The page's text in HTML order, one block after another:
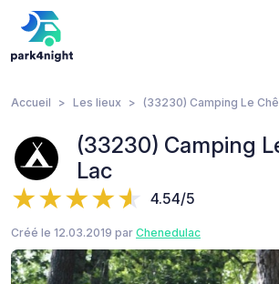
Accueil Les lieux (33230) Camping Le
(33230) Camping
Lac
4.54/5
Créé le 12.03.2019 par Chenedulac